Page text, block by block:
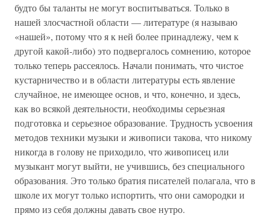
будто бы таланты не могут воспитываться. Только в
нашей злосчастной области — литературе (я называю
«нашей», потому что я к ней более принадлежу, чем к
другой какой-либо) это подвергалось сомнению, которое
только теперь рассеялось. Начали понимать, что чистое
кустарничество и в области литературы есть явление
случайное, не имеющее основ, и что, конечно, и здесь,
как во всякой деятельности, необходимы серьезная
подготовка и серьезное образование. Трудность усвоения
методов техники музыки и живописи такова, что никому
никогда в голову не приходило, что живописец или
музыкант могут выйти, не учившись, без специального
образования. Это только братия писателей полагала, что в
школе их могут только испортить, что они самородки и
прямо из себя должны давать свое нутро.